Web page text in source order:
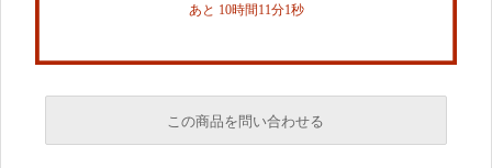
あと 10時間11分1秒
この商品を問い合わせる